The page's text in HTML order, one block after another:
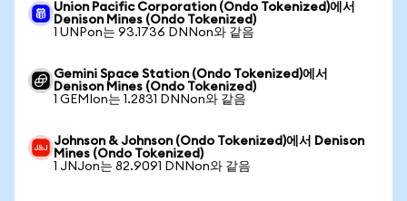
Union Pacific Corporation (Ondo Tokenized)에서
Denison Mines (Ondo Tokenized)
1 UNPon는 93.1736 DNNon와 같음
Gemini Space Station (Ondo Tokenized)에서
Denison Mines (Ondo Tokenized)
1 GEMIon는 1.2831 DNNon와 같음
Johnson & Johnson (Ondo Tokenized)에서 Denison
Mines (Ondo Tokenized)
1 JNJon는 82.9091 DNNon와 같음